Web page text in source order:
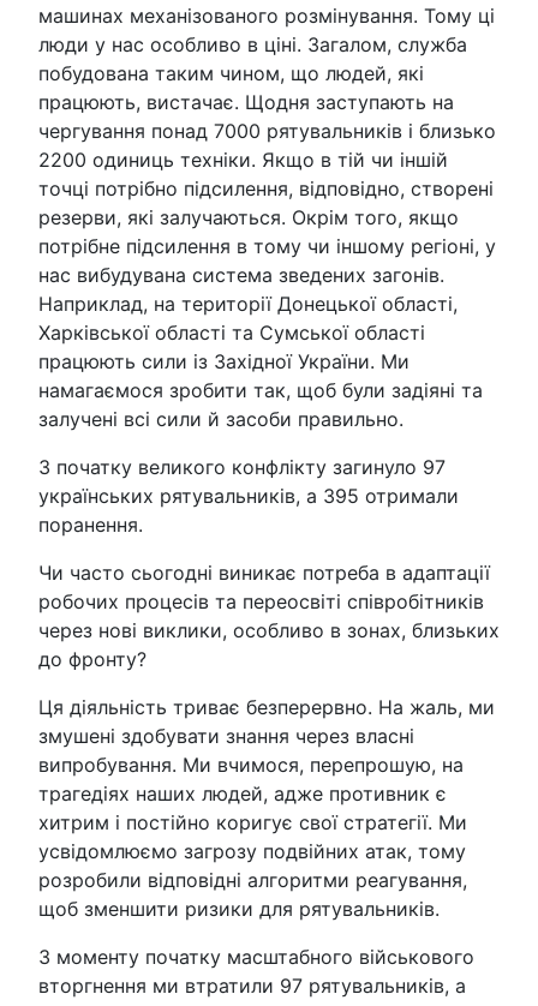
машинах механізованого розмінування. Тому ці
люди у нас особливо в ціні. Загалом, служба
побудована таким чином, що людей, які
працюють, вистачає. Щодня заступають на
чергування понад 7000 рятувальників і близько
2200 одиниць техніки. Якщо в тій чи іншій
точці потрібно підсилення, відповідно, створені
резерви, які залучаються. Окрім того, якщо
потрібне підсилення в тому чи іншому регіоні, у
нас вибудувана система зведених загонів.
Наприклад, на території Донецької області,
Харківської області та Сумської області
працюють сили із Західної України. Ми
намагаємося зробити так, щоб були задіяні та
залучені всі сили й засоби правильно.
З початку великого конфлікту загинуло 97
українських рятувальників, а 395 отримали
поранення.
Чи часто сьогодні виникає потреба в адаптації
робочих процесів та переосвіті співробітників
через нові виклики, особливо в зонах, близьких
до фронту?
Ця діяльність триває безперервно. На жаль, ми
змушені здобувати знання через власні
випробування. Ми вчимося, перепрошую, на
трагедіях наших людей, адже противник є
хитрим і постійно коригує свої стратегії. Ми
усвідомлюємо загрозу подвійних атак, тому
розробили відповідні алгоритми реагування,
щоб зменшити ризики для рятувальників.
З моменту початку масштабного військового
вторгнення ми втратили 97 рятувальників, а